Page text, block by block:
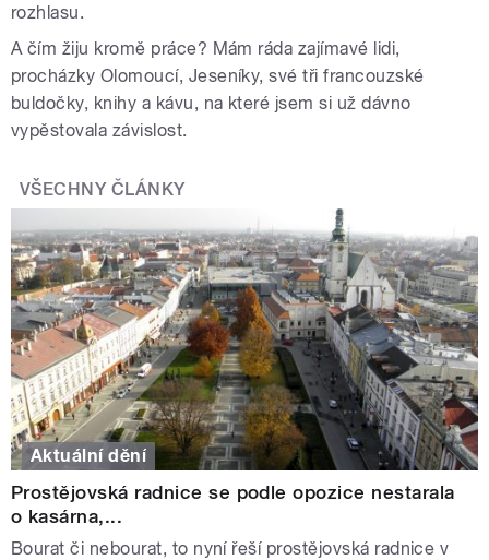
rozhlasu.
A čím žiju kromě práce? Mám ráda zajímavé lidi,
procházky Olomoucí, Jeseníky, své tři francouzské
buldočky, knihy a kávu, na které jsem si už dávno
vypěstovala závislost.
VŠECHNY ČLÁNKY
Aktuální dění
Prostějovská radnice se podle opozice nestarala
o kasárna,...
Bourat či nebourat, to nyní řeší prostějovská radnice v